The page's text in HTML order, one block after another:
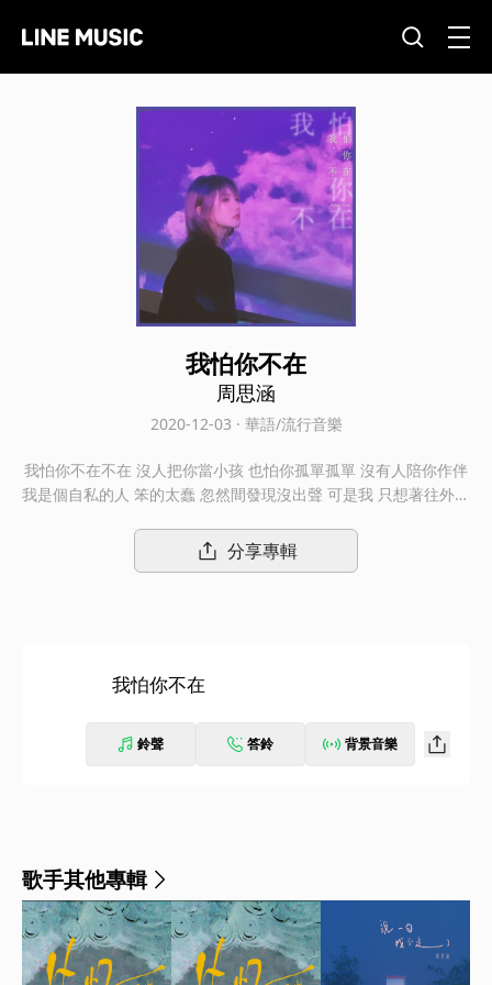
我怕你不在
周思涵
2020-12-03 · 華語/流行音樂
我怕你不在不在 沒人把你當小孩 也怕你孤單孤單 沒有人陪你作伴
我是個自私的人 笨的太蠢 忽然間發現沒出聲 可是我 只想著往外逃
分享專輯
我怕你不在
鈴聲 答鈴 背景音樂
歌手其他專輯